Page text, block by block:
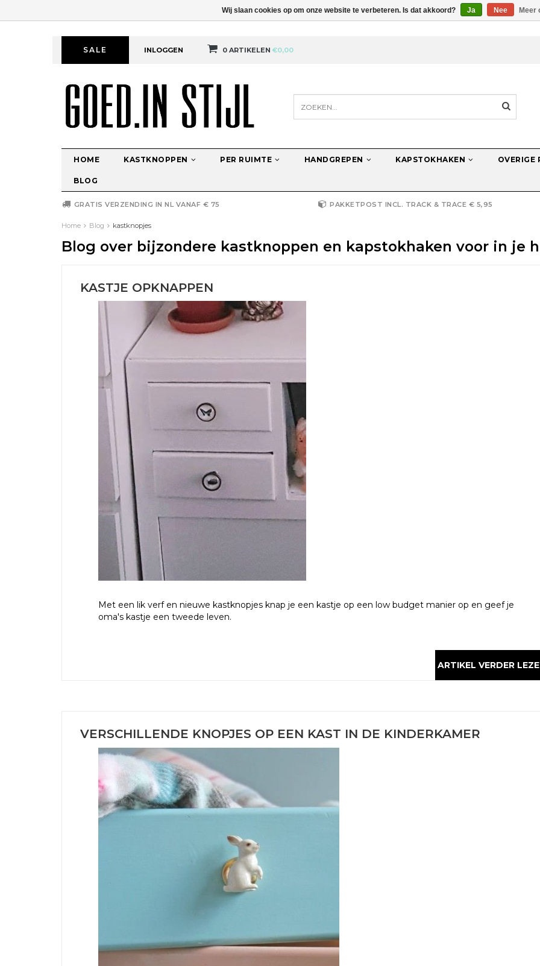
SALE INLOGGEN 0 ARTIKELEN €0,00
HOME KASTKNOPPEN PER RUIMTE HANDGREPEN KAPSTOKHAKEN OVERIGE
BLOG
GRATIS VERZENDING IN NL VANAF € 75 PAKKETPOST INCL. TRACK & TRACE € 5,95
Home Blog kastknopjes
Blog over bijzondere kastknoppen en kapstokhaken voor in je
KASTJE OPKNAPPEN
Met een lik verf en nieuwe kastknopjes knap je een kastje op een low budget manier op en geef je
oma's kastje een tweede leven.
ARTIKEL VERDER
VERSCHILLENDE KNOPJES OP EEN KAST IN DE KINDERKAMER
Wij slaan cookies op om onze website te verbeteren. Is dat akkoord? Ja Nee Meer